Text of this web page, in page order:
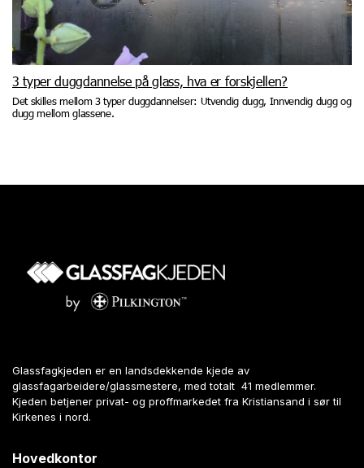
3 typer duggdannelse på glass, hva er forskjellen?
Det skilles mellom 3 typer duggdannelser: Utvendig dugg, Innvendig dugg og
dugg mellom glassene.
Glassfagkjeden er en landsdekkende kjede av
glassfagarbeidere/glassmestere, med totalt 41 medlemmer.
Kjeden betjener privat- og proffmarkedet fra Kristiansand i sør til
Kirkenes i nord.
Hovedkontor